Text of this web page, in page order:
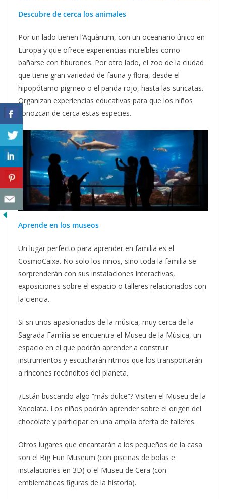
Descubre de cerca los animales
Por un lado tienen l’Aquàrium, con un oceanario único en
Europa y que ofrece experiencias increíbles como
bañarse con tiburones. Por otro lado, el zoo de la ciudad
que tiene gran variedad de fauna y flora, desde el
hipopótamo pigmeo o el panda rojo, hasta las suricatas.
Organizan experiencias educativas para que los niños
conozcan de cerca estas especies.
Aprende en los museos
Un lugar perfecto para aprender en familia es el
CosmoCaixa. No solo los niños, sino toda la familia se
sorprenderán con sus instalaciones interactivas,
exposiciones sobre el espacio o talleres relacionados con
la ciencia.
Si sn unos apasionados de la música, muy cerca de la
Sagrada Familia se encuentra el Museu de la Música, un
espacio en el que podrán aprender a construir
instrumentos y escucharán ritmos que los transportarán
a rincones recónditos del planeta.
¿Están buscando algo “más dulce”? Visiten el Museu de la
Xocolata. Los niños podrán aprender sobre el origen del
chocolate y participar en una amplia oferta de talleres.
Otros lugares que encantarán a los pequeños de la casa
son el Big Fun Museum (con piscinas de bolas e
instalaciones en 3D) o el Museu de Cera (con
emblemáticas figuras de la historia).